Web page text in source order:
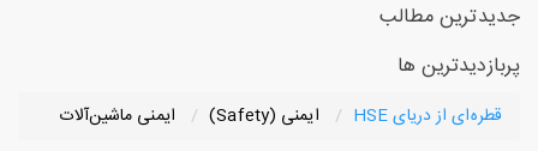
جدیدترین مطالب
پربازدیدترین ها
قطره‌ای از دریای HSE ایمنی (Safety) ایمنی ماشین‌آلات